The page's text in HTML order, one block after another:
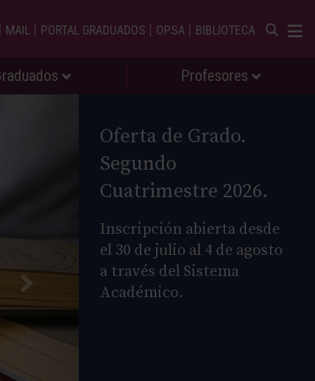
| MAIL | PORTAL GRADUADOS | OPSA | BIBLIOTECA
Profesores
Oferta de Grado.
Segundo
Cuatrimestre 2026.
Inscripción abierta desde
el 30 de julio al 4 de agosto
a través del Sistema
Académico.